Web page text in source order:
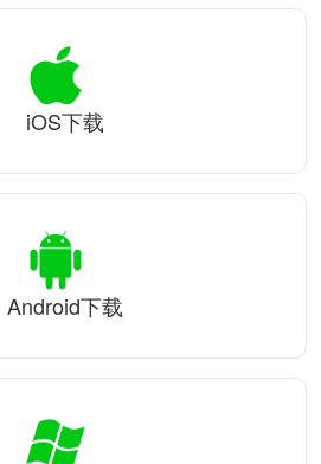
iOS下载
Android下载